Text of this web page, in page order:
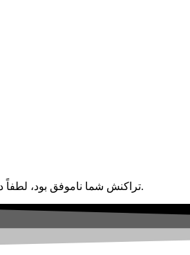
تراکنش شما ناموفق بود، لطفاً دوباره تلاش کنید یا با پشتیبانی سایت تماس بگیرید.